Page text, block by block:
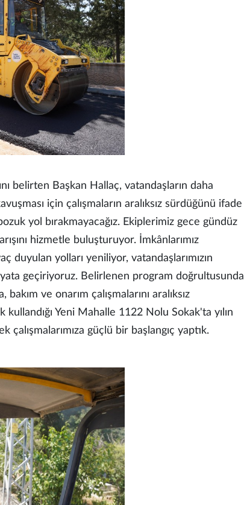
belirten Başkan Hallaç, vatandaşların daha
için çalışmaların aralıksız sürdüğünü ifade
yol bırakmayacağız. Ekiplerimiz gece gündüz
hizmetle buluşturuyor. İmkânlarımız
yolları yeniliyor, vatandaşlarımızın
geçiriyoruz. Belirlenen program doğrultusunda
ve onarım çalışmalarını aralıksız
kullandığı Yeni Mahalle 1122 Nolu Sokak'ta yılın
güçlü bir başlangıç yaptık.